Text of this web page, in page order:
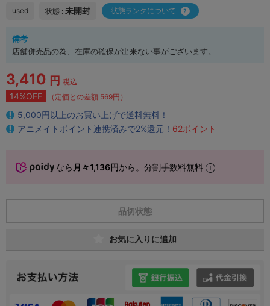
used 状態 : 未開封 状態ランクについて
備考
店舗併売品の為、在庫の確保が出来ない事がございます。
3,410 円 税込
14%OFF （定価との差額 569円）
5,000円以上のお買い上げで送料無料！
アニメイトポイント連携済みで2%還元！ 62ポイント
なら 月々1,136円から。分割手数料無料
品切状態
お気に入りに追加